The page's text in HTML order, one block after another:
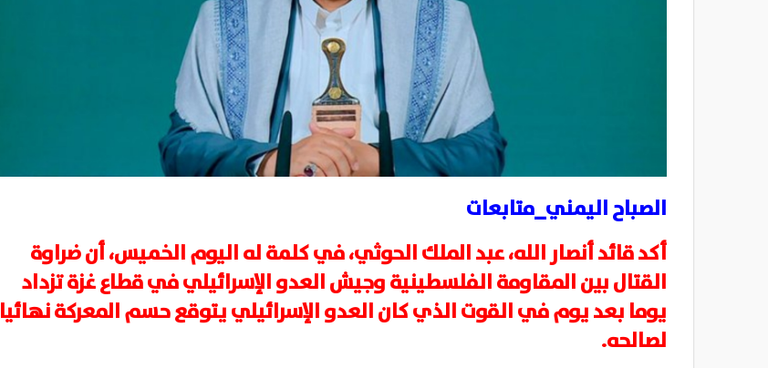
الصباح اليمني_متابعات
أكد قائد أنصار الله، عبد الملك الحوثي، في كلمة له اليوم الخميس، أن ضراوة
القتال بين المقاومة الفلسطينية وجيش العدو الإسرائيلي في قطاع غزة تزداد
يوما بعد يوم في القوت الذي كان العدو الإسرائيلي يتوقع حسم المعركة نهائيا
لصالحه.